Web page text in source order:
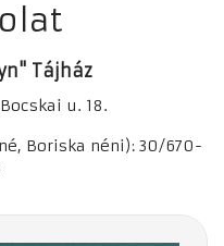
Tájház
u. 18.
Boriska néni): 30/670-